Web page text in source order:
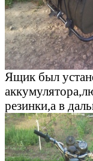
Ящик был
резинки,а в